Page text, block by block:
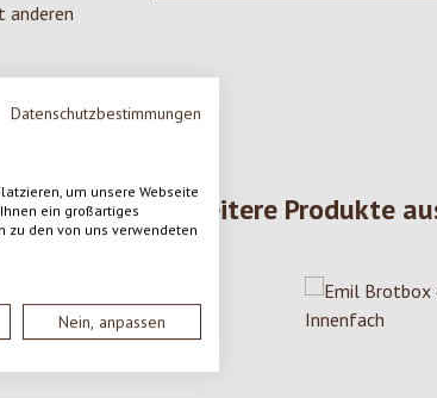
Datenschutzbestimmungen
um unsere Webseite
ein großartiges
zu den von uns verwendeten
Nein, anpassen
anderen
Weitere Produkte